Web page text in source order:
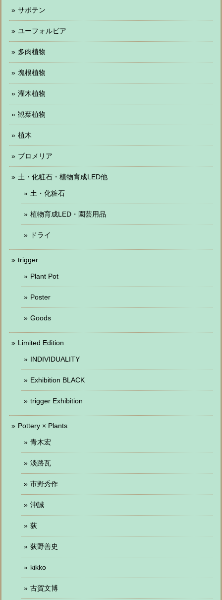
サボテン
ユーフォルビア
多肉植物
塊根植物
灌木植物
観葉植物
植木
ブロメリア
土・化粧石・植物育成LED他
土・化粧石
植物育成LED・園芸用品
ドライ
trigger
Plant Pot
Poster
Goods
Limited Edition
INDIVIDUALITY
Exhibition BLACK
trigger Exhibition
Pottery × Plants
青木宏
淡路瓦
市野秀作
沖誠
荻
荻野善史
kikko
古賀文博